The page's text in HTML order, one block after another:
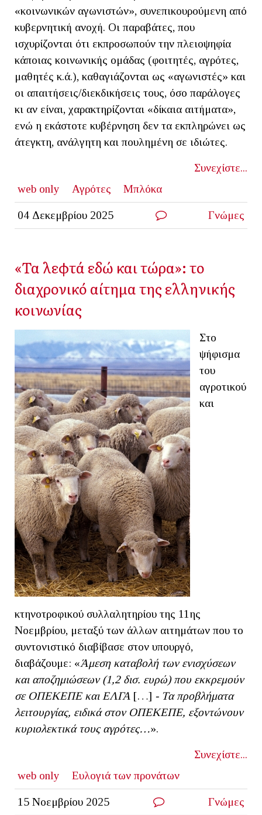
«κοινωνικών αγωνιστών», συνεπικουρούμενη από
κυβερνητική ανοχή. Οι παραβάτες, που
ισχυρίζονται ότι εκπροσωπούν την πλειοψηφία
κάποιας κοινωνικής ομάδας (φοιτητές, αγρότες,
μαθητές κ.ά.), καθαγιάζονται ως «αγωνιστές» και
οι απαιτήσεις/διεκδικήσεις τους, όσο παράλογες
κι αν είναι, χαρακτηρίζονται «δίκαια αιτήματα»,
ενώ η εκάστοτε κυβέρνηση δεν τα εκπληρώνει ως
άτεγκτη, ανάλγητη και πουλημένη σε ιδιώτες.
Συνεχίστε...
web only
Αγρότες Μπλόκα
04 Δεκεμβρίου 2025 Γνώμες
«Τα λεφτά εδώ και τώρα»: το
διαχρονικό αίτημα της ελληνικής
κοινωνίας
Στο
ψήφισμα
του
αγροτικού
και
κτηνοτροφικού συλλαλητηρίου της 11ης
Νοεμβρίου, μεταξύ των άλλων αιτημάτων που το
συντονιστικό διαβίβασε στον υπουργό,
διαβάζουμε: «Άμεση καταβολή των ενισχύσεων
και αποζημιώσεων (1,2 δισ. ευρώ) που εκκρεμούν
σε ΟΠΕΚΕΠΕ και ΕΛΓΑ […] - Τα προβλήματα
λειτουργίας, ειδικά στον ΟΠΕΚΕΠΕ, εξοντώνουν
κυριολεκτικά τους αγρότες…».
Συνεχίστε...
web only
Ευλογιά των προνάτων
15 Νοεμβρίου 2025 Γνώμες